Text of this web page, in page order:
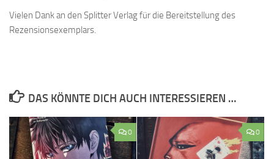
Vielen Dank an den Splitter Verlag für die Bereitstellung des
Rezensionsexemplars.
DAS KÖNNTE DICH AUCH INTERESSIEREN …
0 0